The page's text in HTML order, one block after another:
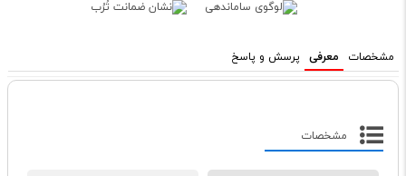
مشخصات معرفی پرسش و پاسخ
مشخصات